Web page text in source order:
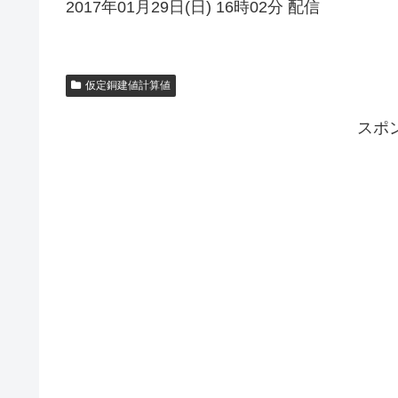
2017年01月29日(日) 16時02分 配信
仮定銅建値計算値
スポ